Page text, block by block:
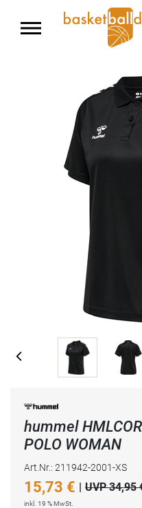
hummel
POLO WOMAN
Art.Nr.: 211942-2001-XS
15,73 € | UVP 34,95
inkl. 19 % MwSt.